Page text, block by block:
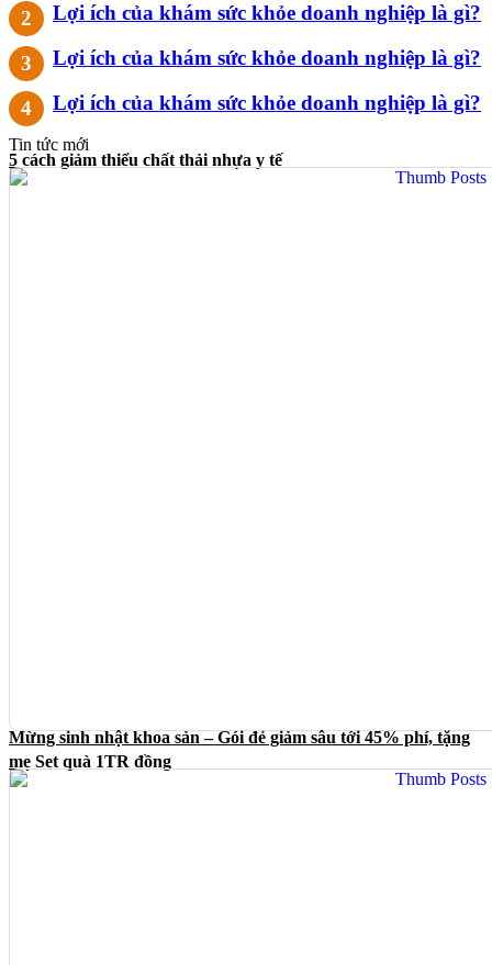
Lợi ích của khám sức khỏe doanh nghiệp là gì?
Lợi ích của khám sức khỏe doanh nghiệp là gì?
Lợi ích của khám sức khỏe doanh nghiệp là gì?
Tin tức mới
5 cách giảm thiểu chất thải nhựa y tế
Mừng sinh nhật khoa sản – Gói đẻ giảm sâu tới 45% phí, tặng
mẹ Set quà 1TR đồng